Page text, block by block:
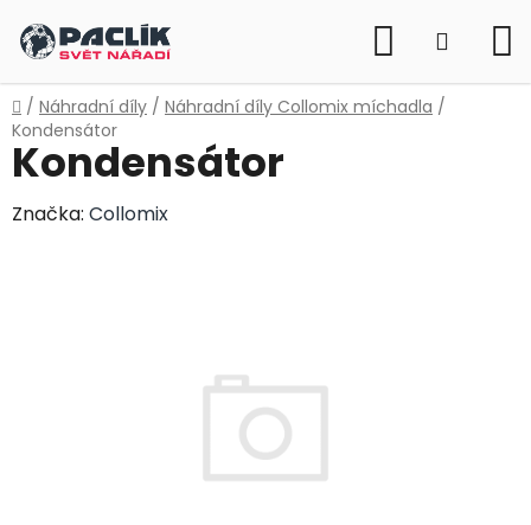
na
obsah
Hledat
Domů
/ Náhradní díly / Náhradní díly Collomix míchadla /
Kondensátor
Kondensátor
Značka: Collomix